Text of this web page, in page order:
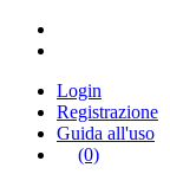
Login
Registrazione
Guida all'uso
(0)